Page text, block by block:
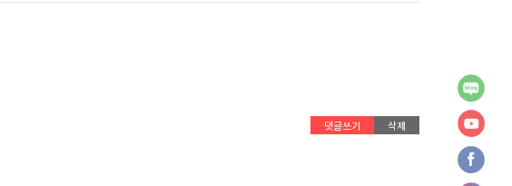
댓글쓰기 삭제